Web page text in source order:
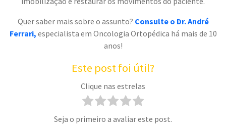
Quer saber mais sobre o assunto? Consulte o Dr. André
Ferrari, especialista em Oncologia Ortopédica há mais de 10
anos!
Este post foi útil?
Clique nas estrelas
Seja o primeiro a avaliar este post.